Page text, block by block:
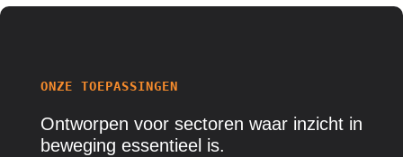
ONZE TOEPASSINGEN
Ontworpen voor sectoren waar inzicht in
beweging essentieel is.